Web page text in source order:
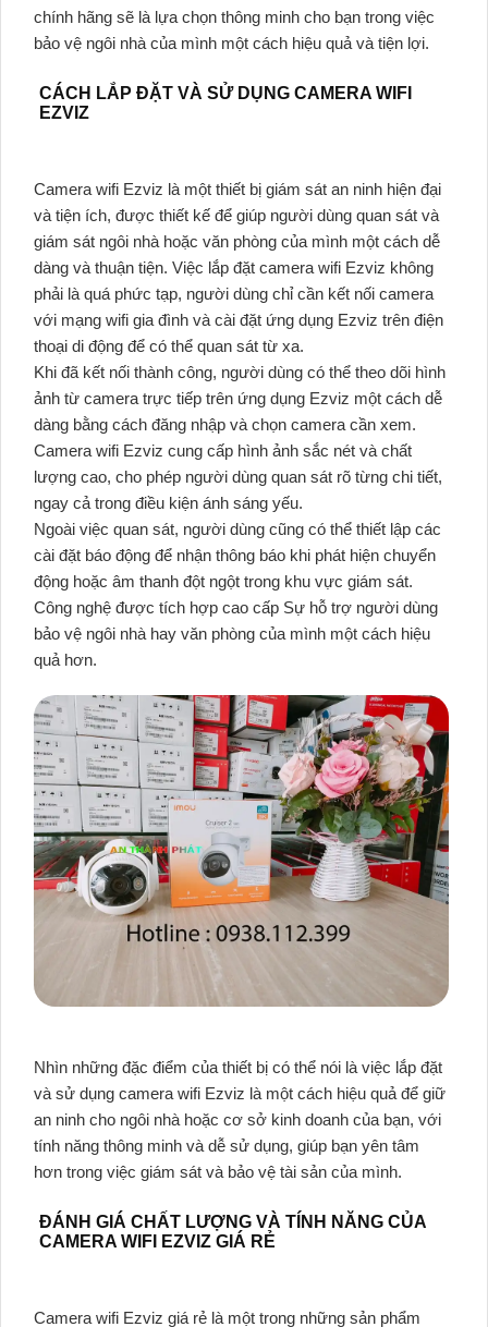
chính hãng sẽ là lựa chọn thông minh cho bạn trong việc
bảo vệ ngôi nhà của mình một cách hiệu quả và tiện lợi.
CÁCH LẮP ĐẶT VÀ SỬ DỤNG CAMERA WIFI
EZVIZ
Camera wifi Ezviz là một thiết bị giám sát an ninh hiện đại
và tiện ích, được thiết kế để giúp người dùng quan sát và
giám sát ngôi nhà hoặc văn phòng của mình một cách dễ
dàng và thuận tiện. Việc lắp đặt camera wifi Ezviz không
phải là quá phức tạp, người dùng chỉ cần kết nối camera
với mạng wifi gia đình và cài đặt ứng dụng Ezviz trên điện
thoại di động để có thể quan sát từ xa.
Khi đã kết nối thành công, người dùng có thể theo dõi hình
ảnh từ camera trực tiếp trên ứng dụng Ezviz một cách dễ
dàng bằng cách đăng nhập và chọn camera cần xem.
Camera wifi Ezviz cung cấp hình ảnh sắc nét và chất
lượng cao, cho phép người dùng quan sát rõ từng chi tiết,
ngay cả trong điều kiện ánh sáng yếu.
Ngoài việc quan sát, người dùng cũng có thể thiết lập các
cài đặt báo động để nhận thông báo khi phát hiện chuyển
động hoặc âm thanh đột ngột trong khu vực giám sát.
Công nghệ được tích hợp cao cấp Sự hỗ trợ người dùng
bảo vệ ngôi nhà hay văn phòng của mình một cách hiệu
quả hơn.
Nhìn những đặc điểm của thiết bị có thể nói là việc lắp đặt
và sử dụng camera wifi Ezviz là một cách hiệu quả để giữ
an ninh cho ngôi nhà hoặc cơ sở kinh doanh của bạn, với
tính năng thông minh và dễ sử dụng, giúp bạn yên tâm
hơn trong việc giám sát và bảo vệ tài sản của mình.
ĐÁNH GIÁ CHẤT LƯỢNG VÀ TÍNH NĂNG CỦA
CAMERA WIFI EZVIZ GIÁ RẺ
Camera wifi Ezviz giá rẻ là một trong những sản phẩm